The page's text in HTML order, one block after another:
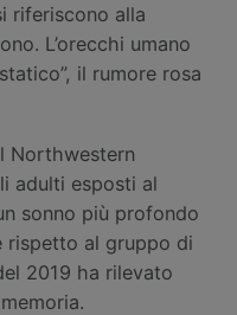
riferiscono alla
L’orecchi umano
il rumore rosa
Northwestern
adulti esposti al
sonno più profondo
rispetto al gruppo di
2019 ha rilevato